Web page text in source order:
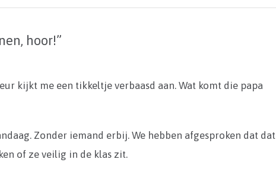
hoor!”
kijkt me een tikkeltje verbaasd aan. Wat komt die papa
Zonder iemand erbij. We hebben afgesproken dat dat
of ze veilig in de klas zit.